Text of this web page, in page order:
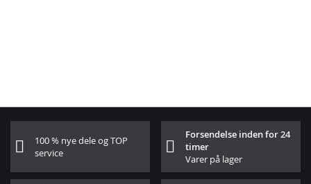
100 % nye dele og TOP
service
Forsendelse inden for 24
timer
Varer på lager